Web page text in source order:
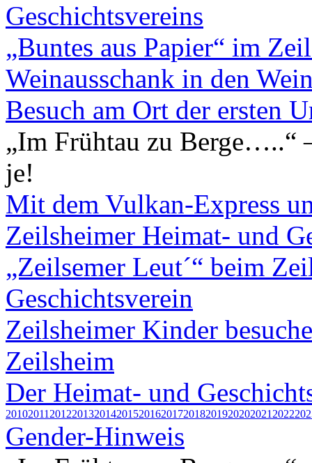
Geschichtsvereins
„Buntes aus Papier“ im
Weinausschank in den
Besuch am Ort der ersten
„Im Frühtau zu Berge…..“
je!
Mit dem Vulkan-Express
Zeilsheimer Heimat- und
„Zeilsemer Leut´“ beim
Geschichtsverein
Zeilsheimer Kinder
Zeilsheim
Der Heimat- und
20102011 2012201320142015201620172018201920202021 2022
Gender-Hinweis